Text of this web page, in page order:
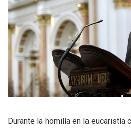
Durante la homilía en la eucaristía